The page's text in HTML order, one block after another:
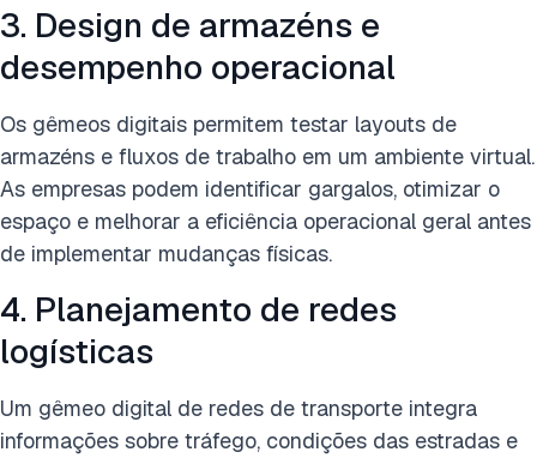
3. Design de armazéns e
desempenho operacional
Os gêmeos digitais permitem testar layouts de
armazéns e fluxos de trabalho em um ambiente virtual.
As empresas podem identificar gargalos, otimizar o
espaço e melhorar a eficiência operacional geral antes
de implementar mudanças físicas.
4. Planejamento de redes
logísticas
Um gêmeo digital de redes de transporte integra
informações sobre tráfego, condições das estradas e